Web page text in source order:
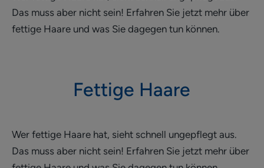
Das muss aber nicht sein! Erfahren Sie jetzt mehr über
fettige Haare und was Sie dagegen tun können.
Fettige Haare
Wer fettige Haare hat, sieht schnell ungepflegt aus.
Das muss aber nicht sein! Erfahren Sie jetzt mehr über